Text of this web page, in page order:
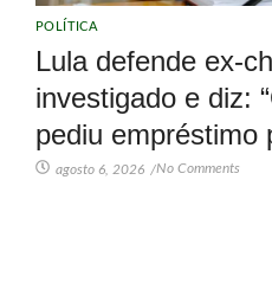
POLÍTICA
Lula defende ex-
investigado e diz:
pediu empréstimo
agosto 6, 2026 /No Comments